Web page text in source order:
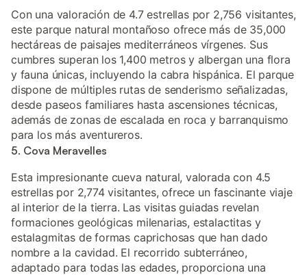
Con una valoración de 4.7 estrellas por 2,756 visitantes,
este parque natural montañoso ofrece más de 35,000
hectáreas de paisajes mediterráneos vírgenes. Sus
cumbres superan los 1,400 metros y albergan una flora
y fauna únicas, incluyendo la cabra hispánica. El parque
dispone de múltiples rutas de senderismo señalizadas,
desde paseos familiares hasta ascensiones técnicas,
además de zonas de escalada en roca y barranquismo
para los más aventureros.
5. Cova Meravelles
Esta impresionante cueva natural, valorada con 4.5
estrellas por 2,774 visitantes, ofrece un fascinante viaje
al interior de la tierra. Las visitas guiadas revelan
formaciones geológicas milenarias, estalactitas y
estalagmitas de formas caprichosas que han dado
nombre a la cavidad. El recorrido subterráneo,
adaptado para todas las edades, proporciona una